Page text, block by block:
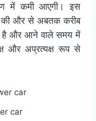
में कमी आएगी। इस
की और से अबतक करीब
है और आने वाले समय में
और अप्रत्यक्ष रूप से
car